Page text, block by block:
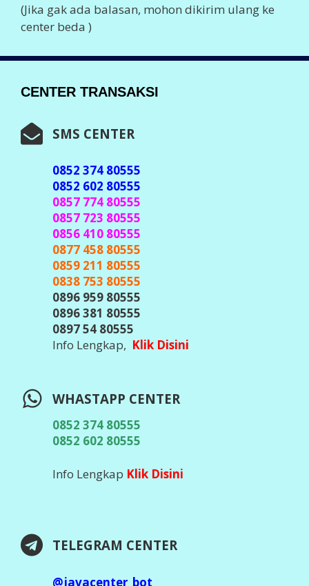
(Jika gak ada balasan, mohon dikirim ulang ke
center beda )
CENTER TRANSAKSI
SMS CENTER
0852 374 80555
0852 602 80555
0857 774 80555
0857 723 80555
0856 410 80555
0877 458 80555
0859 211 80555
0838 753 80555
0896 959 80555
0896 381 80555
0897 54 80555
Info Lengkap, Klik Disini
WHASTAPP CENTER
0852 374 80555
0852 602 80555
Info Lengkap Klik Disini
TELEGRAM CENTER
@javacenter_bot